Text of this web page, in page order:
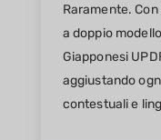
Raramente.
a doppio
Giapponesi
aggiustando
contestuali e